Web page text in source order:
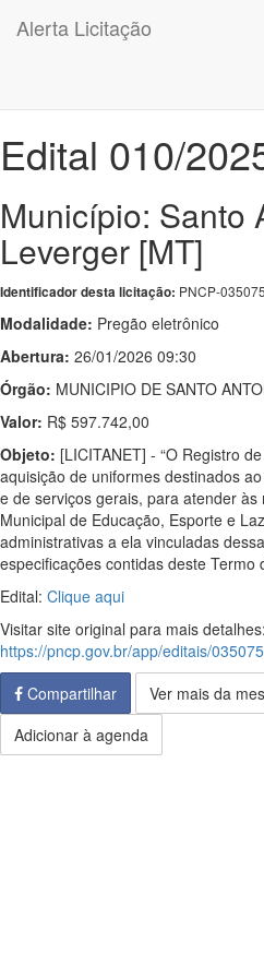
Alerta Licitação
Edital 010/
Município: Santo
Leverger [MT]
Identificador desta licitação: PNCP-
Modalidade: Pregão eletrônico
Abertura: 26/01/2026 09:30
Órgão: MUNICIPIO DE SANTO
Valor: R$ 597.742,00
Objeto: [LICITANET] - “O Registro
aquisição de uniformes destinados
e de serviços gerais, para atender
Municipal de Educação, Esporte e
administrativas a ela vinculadas
especificações contidas deste
Edital: Clique aqui
Visitar site original para mais detalhes:
https://pncp.gov.br/app/editais/
Compartilhar
Ver mais da
Adicionar à agenda